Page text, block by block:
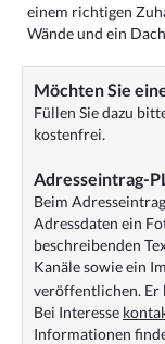
einem richtigen
Wände und ein
Möchten Sie
Füllen Sie dazu
kostenfrei.
Adresseintrag-
Beim
Adressdaten ein
beschreibenden
Kanäle sowie ein
veröffentlichen. Er
Bei Interesse
Informationen